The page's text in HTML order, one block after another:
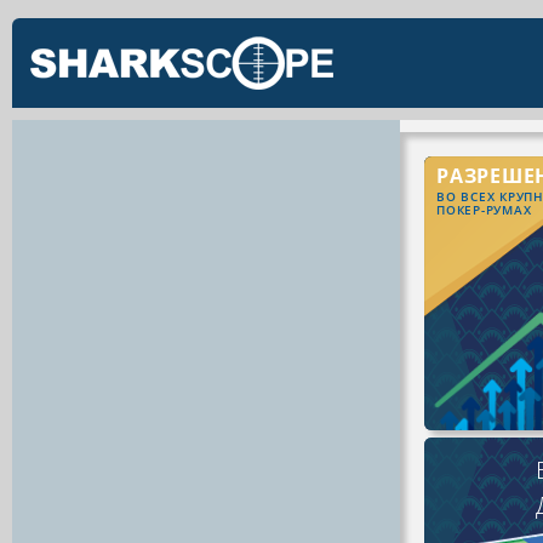
ВО ВСЕХ
ПОКЕР-РУМАХ